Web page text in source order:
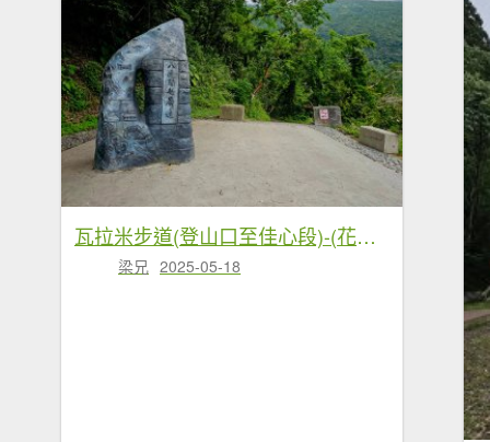
瓦拉米步道(登山口至佳心段)-(花蓮)臺灣百大必訪步道
梁兄 2025-05-18